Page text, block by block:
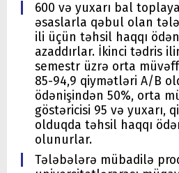
600 və yuxarı bal
əsaslarla qəbul olan
ili üçün təhsil haqqı
azaddırlar. İkinci tədris
semestr üzrə orta
85-94,9 qiymətləri A/B
ödənişindən 50%, orta
göstəricisi 95 və yuxarı,
olduqda təhsil haqqı
olunurlar.
Tələbələrə mübadilə